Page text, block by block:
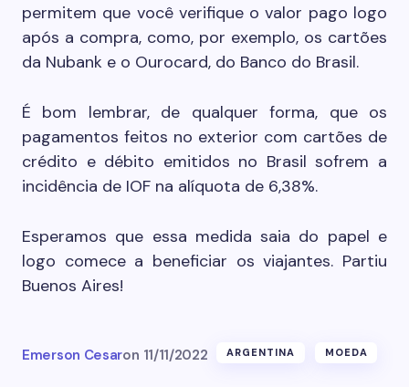
permitem que você verifique o valor pago logo
após a compra, como, por exemplo, os cartões
da Nubank e o Ourocard, do Banco do Brasil.
É bom lembrar, de qualquer forma, que os
pagamentos feitos no exterior com cartões de
crédito e débito emitidos no Brasil sofrem a
incidência de IOF na alíquota de 6,38%.
Esperamos que essa medida saia do papel e
logo comece a beneficiar os viajantes. Partiu
Buenos Aires!
Emerson Cesaron 11/11/2022 ARGENTINA MOEDA